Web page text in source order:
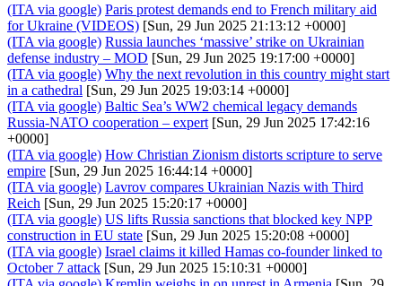
(ITA via google) Paris protest demands end to French military aid
for Ukraine (VIDEOS) [Sun, 29 Jun 2025 21:13:12 +0000]
(ITA via google) Russia launches ‘massive’ strike on Ukrainian
defense industry – MOD [Sun, 29 Jun 2025 19:17:00 +0000]
(ITA via google) Why the next revolution in this country might start
in a cathedral [Sun, 29 Jun 2025 19:03:14 +0000]
(ITA via google) Baltic Sea’s WW2 chemical legacy demands
Russia-NATO cooperation – expert [Sun, 29 Jun 2025 17:42:16
+0000]
(ITA via google) How Christian Zionism distorts scripture to serve
empire [Sun, 29 Jun 2025 16:44:14 +0000]
(ITA via google) Lavrov compares Ukrainian Nazis with Third
Reich [Sun, 29 Jun 2025 15:20:17 +0000]
(ITA via google) US lifts Russia sanctions that blocked key NPP
construction in EU state [Sun, 29 Jun 2025 15:20:08 +0000]
(ITA via google) Israel claims it killed Hamas co-founder linked to
October 7 attack [Sun, 29 Jun 2025 15:10:31 +0000]